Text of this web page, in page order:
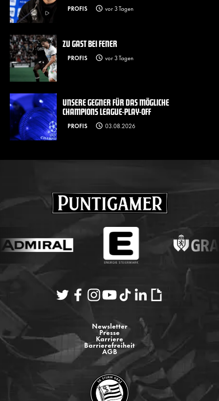
PROFIS vor 3 Tagen
ZU GAST BEI FENER
PROFIS vor 3 Tagen
UNSERE GEGNER FÜR DAS MÖGLICHE
CHAMPIONS LEAGUE-PLAY-OFF
PROFIS 03.08.2026
Newsletter
Presse
Karriere
Barrierefreiheit
AGB